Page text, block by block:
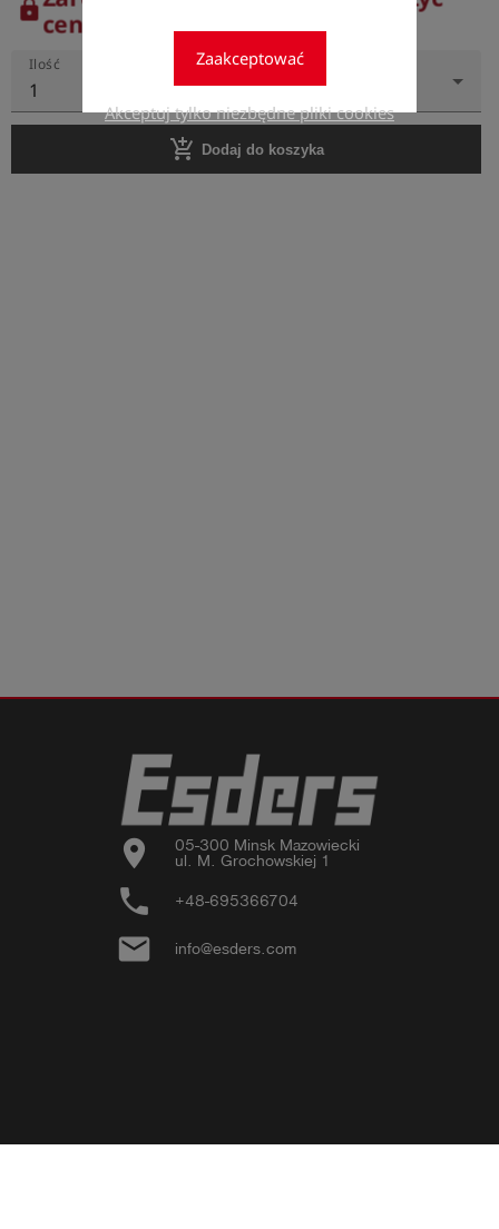
Zaakceptować
Akceptuj tylko niezbędne pliki cookies
lockceny.
Ilość
1
add_shopping_cart Dodaj do koszyka
location_on
05-300 Minsk Mazowiecki
ul. M. Grochowskiej 1
phone +48-695366704
email info@esders.com